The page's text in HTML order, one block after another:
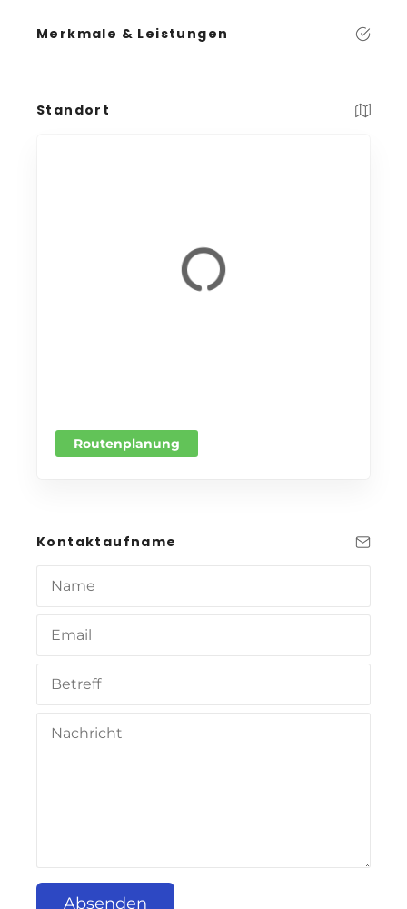
Merkmale & Leistungen
Standort
Routenplanung
Kontaktaufname
Absenden